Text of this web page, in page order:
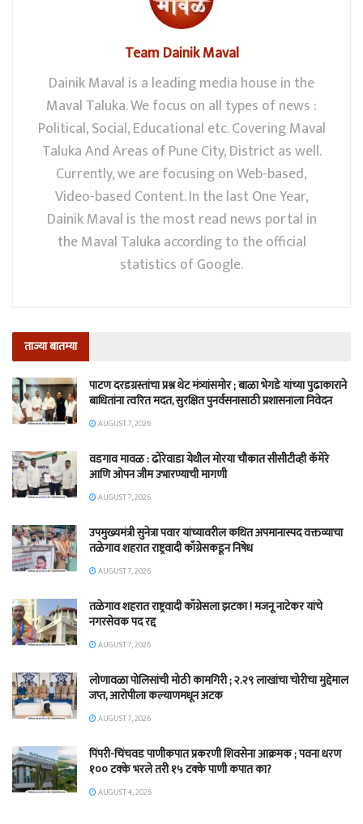
Team Dainik Maval
Dainik Maval is a leading media house in the
Maval Taluka. We focus on all types of news :
Political, Social, Educational etc. Covering Maval
Taluka And Areas of Pune City, District as well.
Currently, we are focusing on Web-based,
Video-based Content. In the last One Year,
Dainik Maval is the most read news portal in
the Maval Taluka according to the official
statistics of Google.
ताज्या बातम्या
पाटण दरडग्रस्तांचा प्रश्न थेट मंत्र्यांसमोर ; बाळा भेगडे यांच्या पुढाकाराने
बाधितांना त्वरित मदत, सुरक्षित पुनर्वसनासाठी प्रशासनाला निवेदन
AUGUST 7, 2026
वडगाव मावळ : ढोरेवाडा येथील मोरया चौकात सीसीटीव्ही कॅमेरे
आणि ओपन जीम उभारण्याची मागणी
AUGUST 7, 2026
उपमुख्यमंत्री सुनेत्रा पवार यांच्यावरील कथित अपमानास्पद वक्तव्याचा
तळेगाव शहरात राष्ट्रवादी काँग्रेसकडून निषेध
AUGUST 7, 2026
तळेगाव शहरात राष्ट्रवादी काँग्रेसला झटका ! मजनू नाटेकर यांचे
नगरसेवक पद रद्द
AUGUST 7, 2026
लोणावळा पोलिसांची मोठी कामगिरी ; २.२९ लाखांचा चोरीचा मुद्देमाल
जप्त, आरोपीला कल्याणमधून अटक
AUGUST 7, 2026
पिंपरी-चिंचवड पाणीकपात प्रकरणी शिवसेना आक्रमक ; पवना धरण
१०० टक्के भरले तरी १५ टक्के पाणी कपात का?
AUGUST 4, 2026